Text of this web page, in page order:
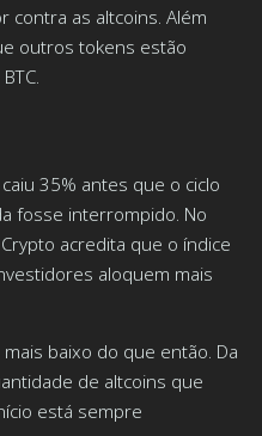
contra as altcoins. Além
outros tokens estão
35% antes que o ciclo
fosse interrompido. No
acredita que o índice
aloquem mais
baixo do que então. Da
de altcoins que
está sempre